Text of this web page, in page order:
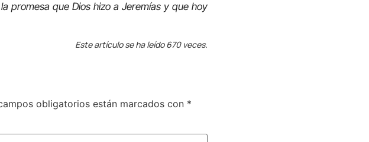
promesa que Dios hizo a Jeremías y que hoy
Este artículo se ha leído 670 veces.
obligatorios están marcados con *